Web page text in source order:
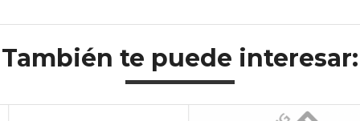
También te puede interesar: